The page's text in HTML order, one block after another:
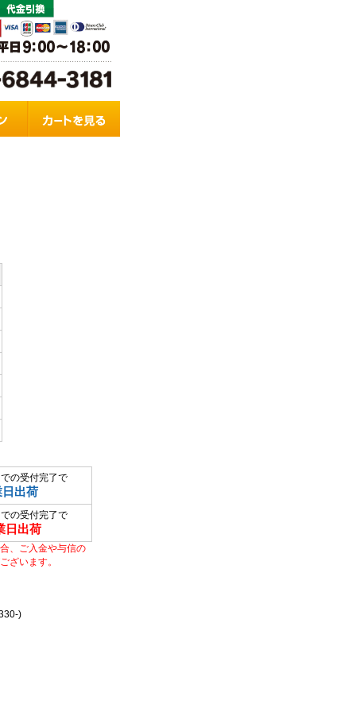
の受付完了で
出荷
の受付完了で
日出荷
、ご入金や与信の
ざいます。
)